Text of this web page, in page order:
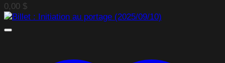
0,00 $